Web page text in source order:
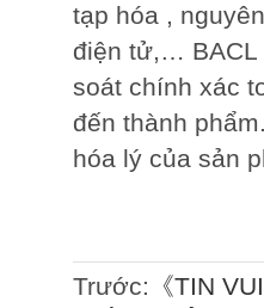
tạp hóa ,
điện tử,… BACL
soát chính xác
đến thành
hóa lý của sản
Trước: 《TIN